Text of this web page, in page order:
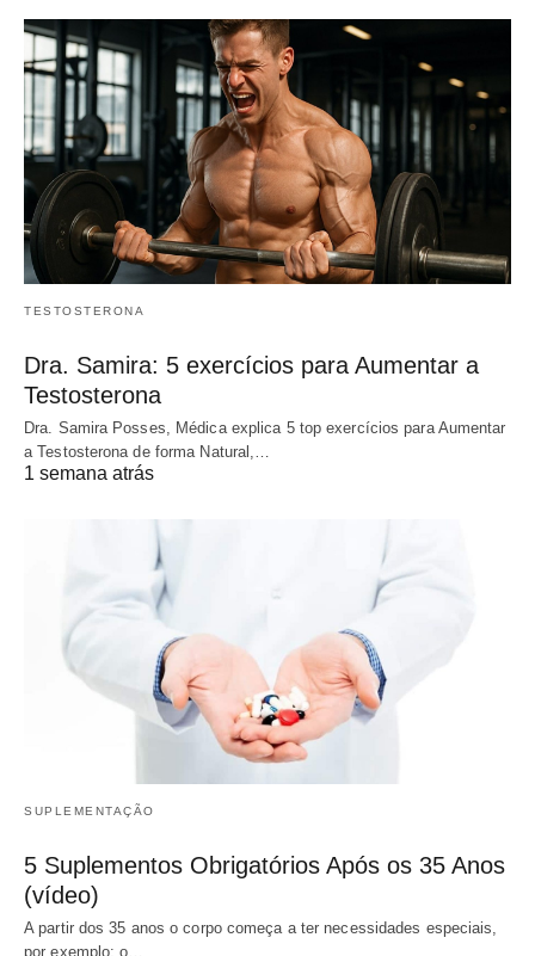
TESTOSTERONA
Dra. Samira: 5 exercícios para Aumentar a
Testosterona
Dra. Samira Posses, Médica explica 5 top exercícios para Aumentar
a Testosterona de forma Natural,…
1 semana atrás
SUPLEMENTAÇÃO
5 Suplementos Obrigatórios Após os 35 Anos
(vídeo)
A partir dos 35 anos o corpo começa a ter necessidades especiais,
por exemplo: o…